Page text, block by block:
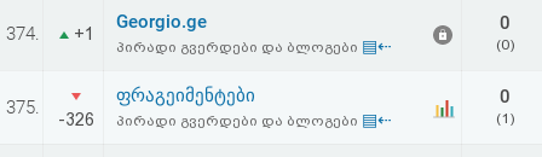
374. +1
Georgio.ge
პირადი გვერდები და ბლოგები ▤⇠
0
(0)
375.
-326
ფრაგეიმენტები
პირადი გვერდები და ბლოგები ▤⇠
0
(1)